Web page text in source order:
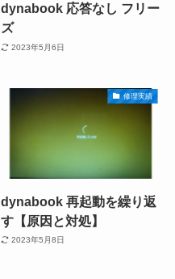
dynabook 応答なし フリー
ズ
2023年5月6日
修理実績
dynabook 再起動を繰り返
す【原因と対処】
2023年5月8日